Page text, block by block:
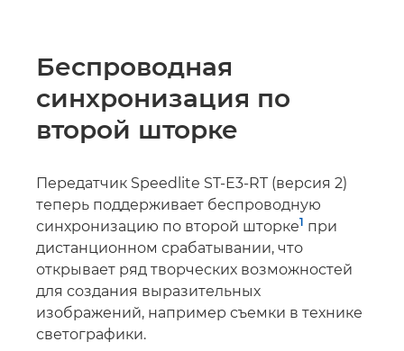
Беспроводная
синхронизация по
второй шторке
Передатчик Speedlite ST-E3-RT (версия 2)
теперь поддерживает беспроводную
синхронизацию по второй шторке1 при
дистанционном срабатывании, что
открывает ряд творческих возможностей
для создания выразительных
изображений, например съемки в технике
светографики.